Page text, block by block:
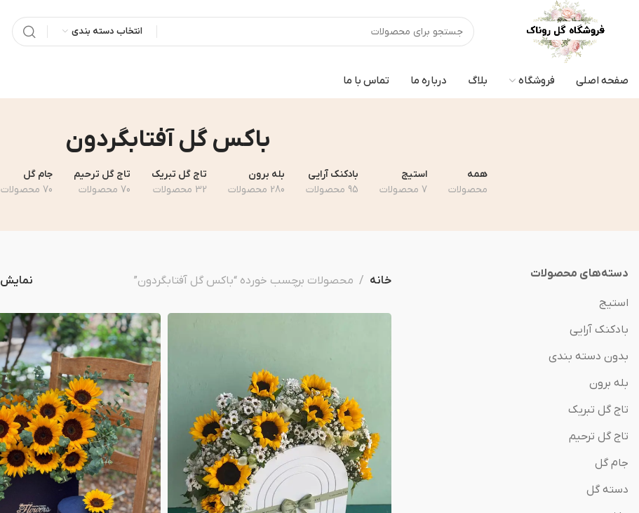
انتخاب دسته بندی
صفحه اصلی فروشگاه بلاگ درباره ما تماس با ما
باکس گل آفتابگردون
همه
محصولات
استیج
7 محصولات
بادکنک آرایی
95 محصولات
بله برون
280 محصولات
تاج گل تبریک
32 محصولات
تاج گل ترحیم
70 محصولات
جام گل
70 محصولات
دسته‌های محصولات
استیج
بادکنک آرایی
بدون دسته بندی
بله برون
تاج گل تبریک
تاج گل ترحیم
جام گل
دسته گل
خانه محصولات برچسب خورده “باکس گل آفتابگردون” نمایش